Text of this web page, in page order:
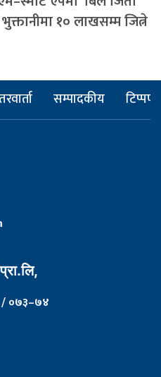
१० लाखसम्म जित्ने
सम्पादकीय टिप्पणी
/ ०७३–७४